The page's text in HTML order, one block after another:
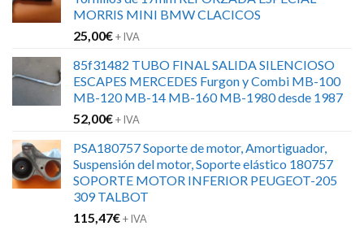
152,00€.120,00€.
MORRIS MINI BMW CLACICOS
25,00€+ IVA
85f31482 TUBO FINAL SALIDA SILENCIOSO
ESCAPES MERCEDES Furgon y Combi MB-100
MB-120 MB-14 MB-160 MB-1980 desde 1987
52,00€+ IVA
PSA180757 Soporte de motor, Amortiguador,
Suspensión del motor, Soporte elástico 180757
SOPORTE MOTOR INFERIOR PEUGEOT-205
309 TALBOT
115,47€+ IVA